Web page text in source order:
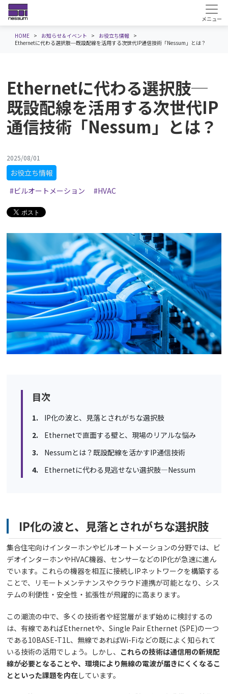
HOME お知らせ＆イベント
お役立ち情報
Ethernetに代わる選択肢─既設配線を活用する次世代IP通信技術「Nessum」とは？
Ethernetに代わる選択肢─
既設配線を活用する次世代IP
通信技術「Nessum」とは？
2025/08/01
お役立ち情報
#ビルオートメーション
#HVAC
目次
IP化の波と、見落とされがちな選択肢
Ethernetで直面する壁と、現場のリアルな悩み
Nessumとは？既設配線を活かすIP通信技術
Ethernetに代わる見逃せない選択肢―Nessum
IP化の波と、見落とされがちな選択肢
集合住宅向けインターホンやビルオートメーションの分野では、ビ
デオインターホンやHVAC機器、センサーなどのIP化が急速に進ん
でいます。これらの機器を相互に接続しIPネットワークを構築する
ことで、リモートメンテナンスやクラウド連携が可能となり、シス
テムの利便性・安全性・拡張性が飛躍的に高まります。
この潮流の中で、多くの技術者や経営層がまず始めに検討するの
は、有線であればEthernetや、Single Pair Ethernet (SPE)の一つ
である10BASE-T1L、無線であればWi-Fiなどの既によく知られて
いる技術の活用でしょう。しかし、 これらの技術は通信用の新規配
線が必要となることや、環境により無線の電波が届きにくくなるこ
とといった課題を内在しています。